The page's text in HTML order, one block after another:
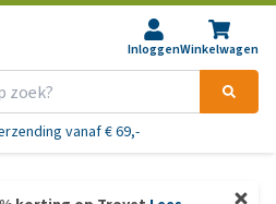
InloggenWinkelwagen
vanaf € 69,-